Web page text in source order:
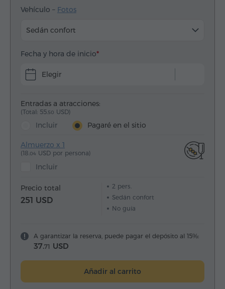
Vehículo – Fotos
Sedán confort
Fecha y hora de inicio
Elegir
Entradas a atracciones:
(Total: 55.50 USD)
Incluir Pagaré en el sitio
Almuerzo x 1
(18.04 USD por persona)
Incluir
Precio total
251 USD
2pers.
Sedán confort
No guía
A garantizar la reserva, puede pagar el depósito al 15%:
37.71 USD
Añadir al carrito